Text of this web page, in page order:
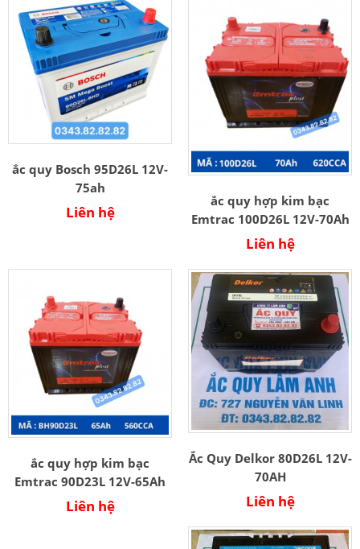
ắc quy Bosch 95D26L 12V-
75ah
Liên hệ
ắc quy hợp kim bạc
Emtrac 100D26L 12V-70Ah
Liên hệ
ắc quy hợp kim bạc
Emtrac 90D23L 12V-65Ah
Liên hệ
Ắc Quy Delkor 80D26L 12V-
70AH
Liên hệ